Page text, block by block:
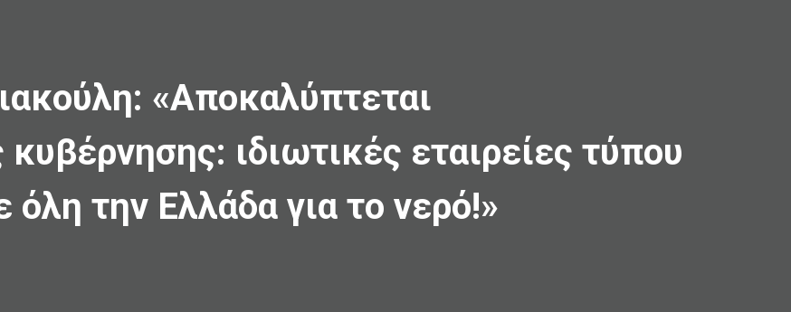
«Αποκαλύπτεται
ιδιωτικές εταιρείες τύπου
την Ελλάδα για το νερό!»